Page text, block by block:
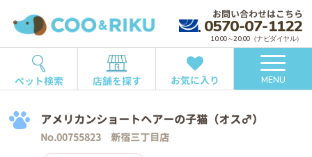
お問い合わせはこちら
0570-07-1122
10:00～20:00（ナビダイヤル）
ペット検索 店舗を探す お気に入り MENU
アメリカンショートヘアーの子猫（オス♂）
No.00755823 新宿三丁目店